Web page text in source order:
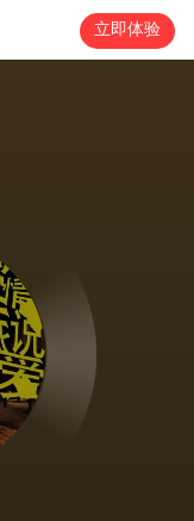
立即体验